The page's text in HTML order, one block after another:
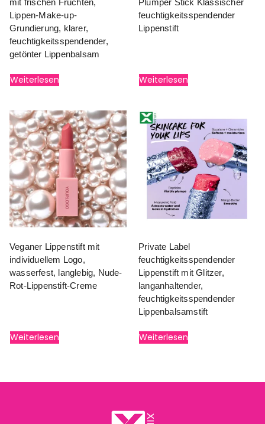
mit frischen Früchten,
Lippen-Make-up-
Grundierung, klarer,
feuchtigkeitsspendender,
getönter Lippenbalsam
Weiterlesen
Plumper Stick Klassischer
feuchtigkeitsspendender
Lippenstift
Weiterlesen
Veganer Lippenstift mit
individuellem Logo,
wasserfest, langlebig, Nude-
Rot-Lippenstift-Creme
Weiterlesen
Private Label
feuchtigkeitsspendender
Lippenstift mit Glitzer,
langanhaltender,
feuchtigkeitsspendender
Lippenbalsamstift
Weiterlesen